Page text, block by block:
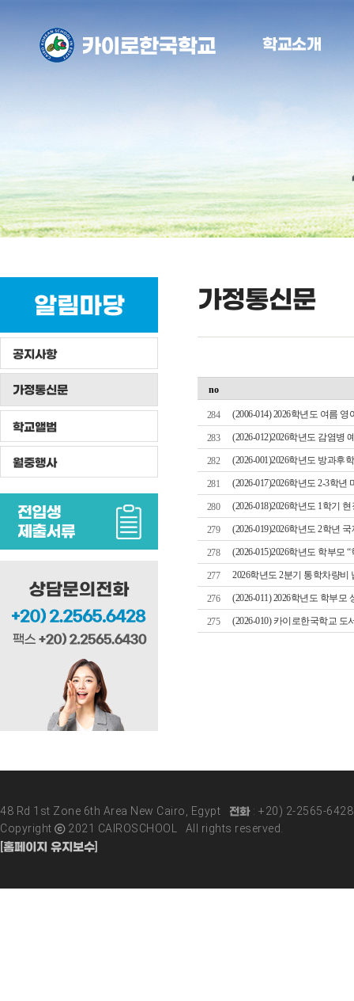
학교소개
알림마당
공지사항
가정통신문
학교앨범
월중행사
가정통신문
no
284 (2006-014) 2026학년도 여름 영
283 (2026-012)2026학년도 감염병
282 (2026-001)2026학년도 방과후
281 (2026-017)2026학년도 2-3학년
280 (2026-018)2026학년도 1학기
279 (2026-019)2026학년도 2학년
278 (2026-015)2026학년도 학부모
277 2026학년도 2분기 통학차량비
276 (2026-011) 2026학년도 학부모
275 (2026-010) 카이로한국학교 도
48 Rd 1st Zone 6th Area New Cairo, Egypt 전화 : +20) 2-2565-
Copyright ⓒ 2021 CAIROSCHOOL All rights reserved.
[홈페이지 유지보수]